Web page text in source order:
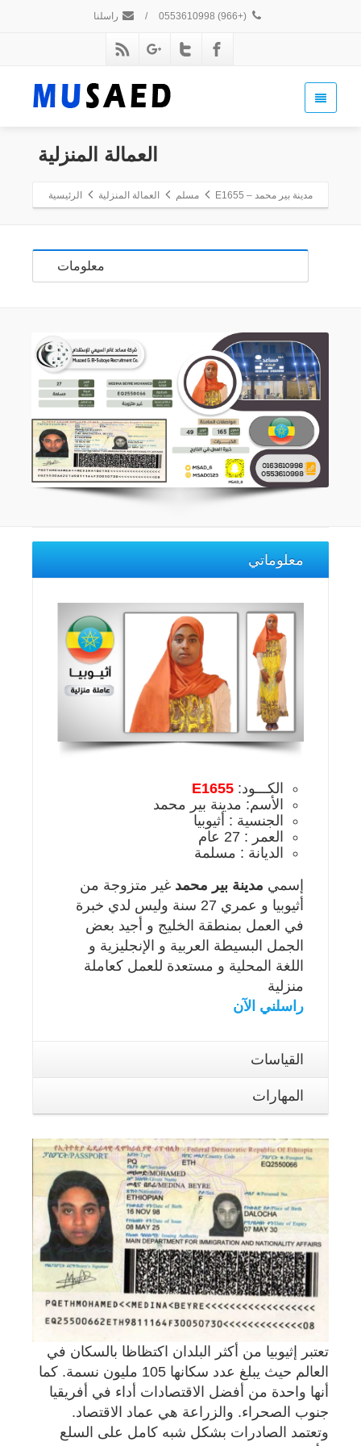
(+966) 0553610998
/ راسلنا
العمالة المنزلية
مدينة بير محمد – E1655 مسلم العمالة المنزلية الرئيسية
معلومات
معلوماتي
الكـــود: E1655
الأسم: مدينة بير محمد
الجنسية : أثيوبيا
العمر : 27 عام
الديانة : مسلمة
إسمي مدينة بير محمد غير متزوجة من
أثيوبيا و عمري 27 سنة وليس لدي خبرة
في العمل بمنطقة الخليج و أجيد بعض
الجمل البسيطة العربية و الإنجليزية و
اللغة المحلية و مستعدة للعمل كعاملة
منزلية
راسلني الآن
القياسات
المهارات
تعتبر إثيوبيا من أكثر البلدان اكتظاظا بالسكان في
العالم حيث يبلغ عدد سكانها 105 مليون نسمة. كما
أنها واحدة من أفضل الاقتصادات أداء في أفريقيا
جنوب الصحراء. والزراعة هي عماد الاقتصاد.
وتعتمد الصادرات بشكل شبه كامل على السلع